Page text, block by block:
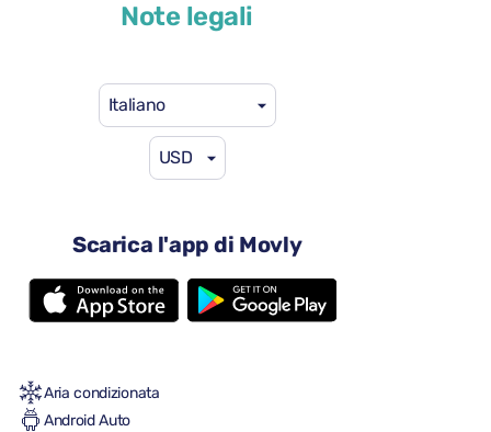
Note legali
Italiano
USD
Scarica l'app di Movly
Cambio automatico
5 sedili
2 valigie grandi
Aria condizionata
Android Auto